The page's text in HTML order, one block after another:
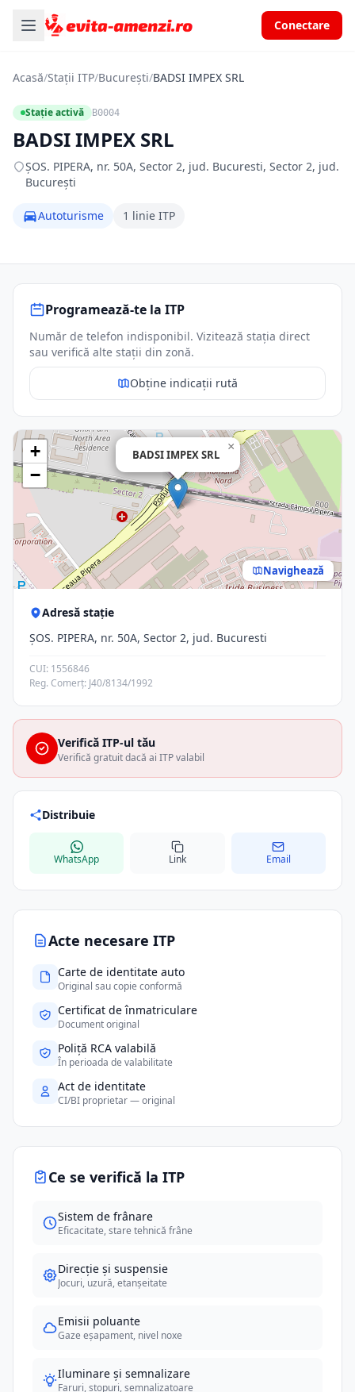
Conectare
Acasă/Stații ITP/București/BADSI IMPEX SRL
Stație activă B0004
BADSI IMPEX SRL
ŞOS. PIPERA, nr. 50A, Sector 2, jud. Bucuresti, Sector 2, jud.
București
Autoturisme 1 linie ITP
Acte necesare ITP
Carte de identitate auto
Original sau copie conformă
Certificat de înmatriculare
Document original
Poliță RCA valabilă
În perioada de valabilitate
Act de identitate
CI/BI proprietar — original
Ce se verifică la ITP
Sistem de frânare
Eficacitate, stare tehnică frâne
Direcție și suspensie
Jocuri, uzură, etanșeitate
Emisii poluante
Gaze eșapament, nivel noxe
Iluminare și semnalizare
Faruri, stopuri, semnalizatoare
Programează-te la ITP
Număr de telefon indisponibil. Vizitează stația direct
sau verifică alte stații din zonă.
Obține indicații rută
BADSI IMPEX SRL
×
+
−
Navighează
Adresă stație
ŞOS. PIPERA, nr. 50A, Sector 2, jud. Bucuresti
CUI: 1556846
Reg. Comerț: J40/8134/1992
Verifică ITP-ul tău
Verifică gratuit dacă ai ITP valabil
Distribuie
WhatsApp Link Email